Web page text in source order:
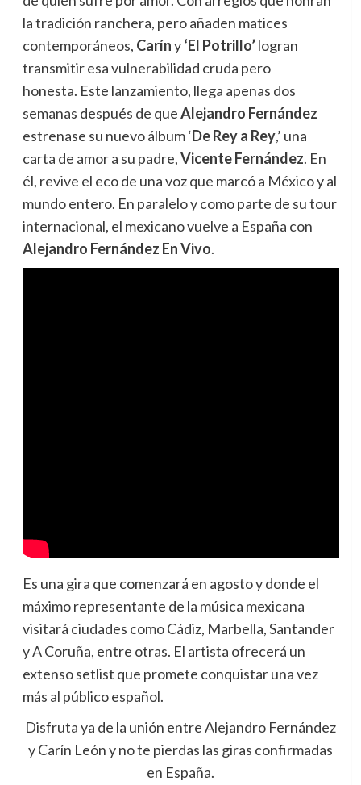
la tradición ranchera, pero añaden matices
contemporáneos, Caríny‘El Potrillo’logran
transmitir esa vulnerabilidad cruda pero
honesta. Este lanzamiento, llega apenas dos
semanas después de queAlejandro Fernández
estrenase su nuevo álbum ‘De Rey a Rey,’ una
carta de amor a su padre,Vicente Fernández. En
él, revive el eco de una voz que marcó a México y al
mundo entero. En paralelo y como parte de su tour
internacional, el mexicano vuelve a España con
Alejandro Fernández En Vivo.
Es una gira que comenzará en agosto y donde el
máximo representante de la música mexicana
visitará ciudades como Cádiz, Marbella, Santander
y A Coruña, entre otras. El artista ofrecerá un
extenso setlist que promete conquistar una vez
más al público español.
Disfruta ya de la unión entre Alejandro Fernández
y Carín León y no te pierdas las giras confirmadas
en España.